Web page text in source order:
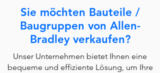
Sie möchten Bauteile /
Baugruppen von Allen-
Bradley verkaufen?
Unser Unternehmen bietet Ihnen eine
bequeme und effiziente Lösung, um Ihre